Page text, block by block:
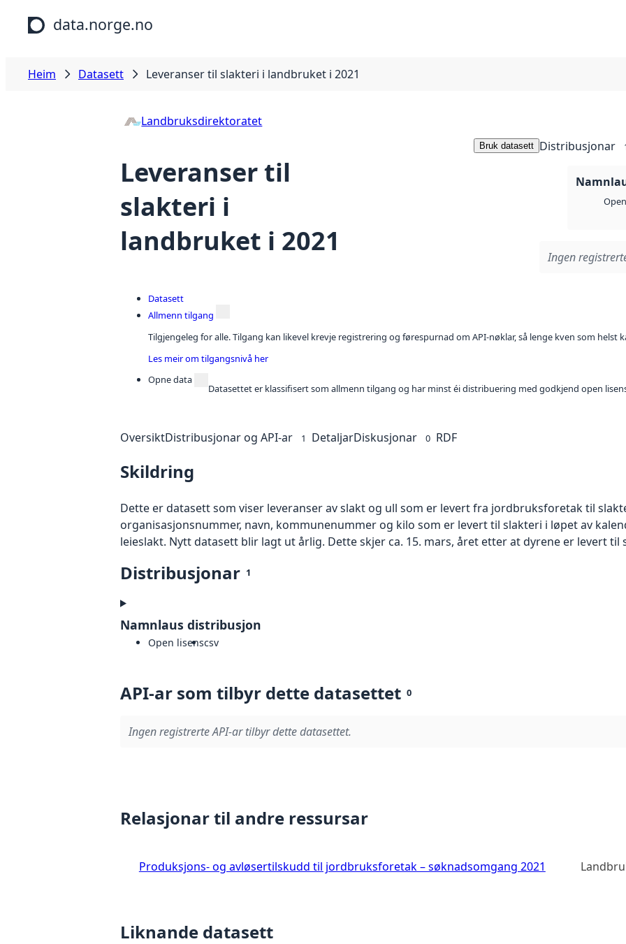
Hopp til hovudinnhald
data.norge.no
Heim Datasett Leveranser til slakteri i landbruket i 2021
Landbruksdirektoratet
Leveranser til
slakteri i
landbruket i 2021
Bruk datasett Distribusjonar
Ingen
Datasett
Allmenn tilgang
Tilgjengeleg for alle. Tilgang kan likevel krevje registrering og førespurnad om API-nøklar, så lenge kven som helst
Les meir om tilgangsnivå her
Opne data
Datasettet er klassifisert som allmenn tilgang og har minst éi distribuering med godkjend open
OversiktDistribusjonar og API-ar 1 DetaljarDiskusjonar 0 RDF
Skildring
Dette er datasett som viser leveranser av slakt og ull som er levert fra jordbruksforetak til
organisasjonsnummer, navn, kommunenummer og kilo som er levert til slakteri i løpet av
leieslakt. Nytt datasett blir lagt ut årlig. Dette skjer ca. 15. mars, året etter at dyrene er levert til
Distribusjonar 1
Namnlaus distribusjon
Open lisenscsv
API-ar som tilbyr dette datasettet 0
Ingen registrerte API-ar tilbyr dette datasettet.
Relasjonar til andre ressursar
Produksjons- og avløsertilskudd til jordbruksforetak – søknadsomgang 2021
Liknande datasett